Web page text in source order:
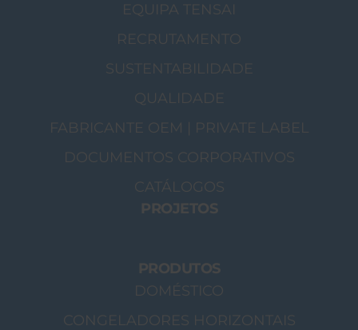
EQUIPA TENSAI
RECRUTAMENTO
SUSTENTABILIDADE
QUALIDADE
FABRICANTE OEM | PRIVATE LABEL
DOCUMENTOS CORPORATIVOS
CATÁLOGOS
PROJETOS
PRODUTOS
DOMÉSTICO
CONGELADORES HORIZONTAIS